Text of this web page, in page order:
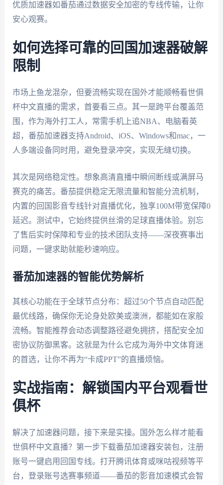
优质加速器如番茄通过数据安全加密的专线传输，让你
安心观赛。
如何选择可靠的回国加速器破解
限制
市场上鱼龙混杂，但要流畅实现在国外才能顺畅看世俱
杯中文直播的需求，首要看三点。其一是跨平台覆盖范
围，作为海外打工人，常需手机上追NBA、电脑看英
超，番茄加速器支持Android、iOS、Windows和mac，一
人多端设备同时用，避免登录冲突，实现无缝切换。
其次是网络稳定性。想象高清直播中瞬间断线或满屏马
赛克的痛苦。番茄提供稳定无限流量和智能分流机制，
内置的回国影音专线针对直播优化，独享100M带宽保障0
延迟。测试中，它始终提供丝滑的足球直播体验。别忘
了售后实时保障和专业的技术团队支持——深夜赛事出
问题，一键求助就能秒速响应。
番茄加速器的智能优势解析
其核心功能在于全球节点分布：超过50个节点自动匹配
最优线路，确保你无论身处欧美或澳洲，都能如在家般
流畅。智能推荐会动态调整路径避免拥挤，搭配安全加
密协议防御黑客。这就是为什么它成为海外中文体育迷
的首选，让你不再为“卡成PPT”的直播烦恼。
实战指南：解锁国内平台观看世
俱杯
解决了加速器问题，接下来是实操。国外怎么样才能看
世俱杯中文直播？第一步下载番茄加速器安装包，注册
账号一键启用回国专线。打开腾讯体育或咪咕视频等平
台，登录账号选赛事频道——番茄的影音加速模式会智